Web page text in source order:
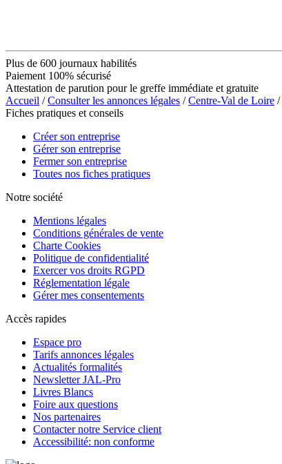
Plus de 600 journaux habilités
Paiement 100% sécurisé
Attestation de parution pour le greffe immédiate et gratuite
Accueil /Consulter les annonces légales /Centre-Val de Loire /
Fiches pratiques et conseils
Créer son entreprise
Gérer son entreprise
Fermer son entreprise
Toutes nos fiches pratiques
Notre société
Mentions légales
Conditions générales de vente
Charte Cookies
Politique de confidentialité
Exercer vos droits RGPD
Réglementation légale
Gérer mes consentements
Accès rapides
Espace pro
Tarifs annonces légales
Actualités formalités
Newsletter JAL-Pro
Livres Blancs
Foire aux questions
Nos partenaires
Contacter notre Service client
Accessibilité: non conforme